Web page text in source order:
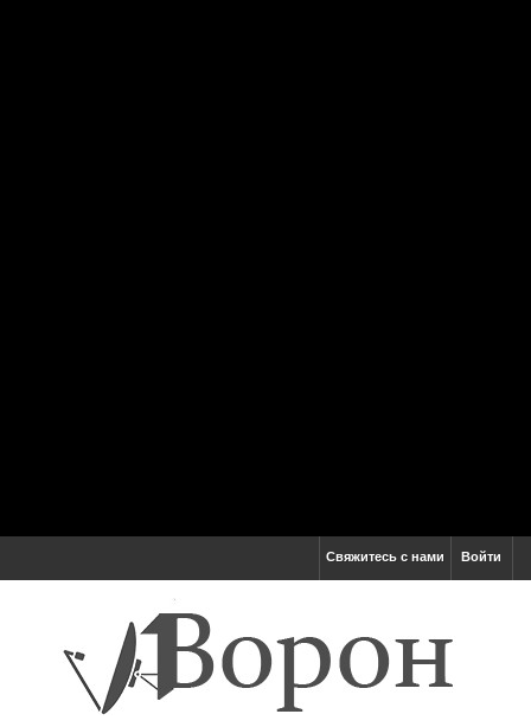
Войти
Свяжитесь с нами